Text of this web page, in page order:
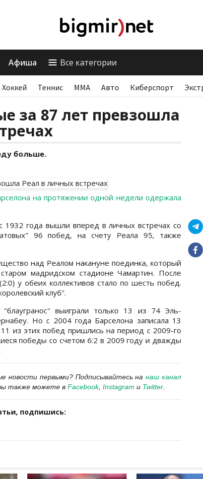
Афиша Все категории
Хоккей Теннис ММА Авто Киберспорт
за 87 лет превзошла
больше.
на протяжении одной недели одержала
1932 года вышли вперед в личных встречах со
96 побед, на счету Реала 95, также
над Реалом накануне поединка, который
мадридском стадионе Чамартин. После
у обеих коллективов стало по шесть побед.
клуб".
выиграли только 13 из 74 Эль-
Но с 2004 года Барселона записала 13
из этих побед пришлись на период с 2009-го
победы со счетом 6:2 в 2009 году и дважды
новости первыми? Подписывайтесь нанаш канал
также можете в Facebook, Instagram и Twitter.
подпишись: